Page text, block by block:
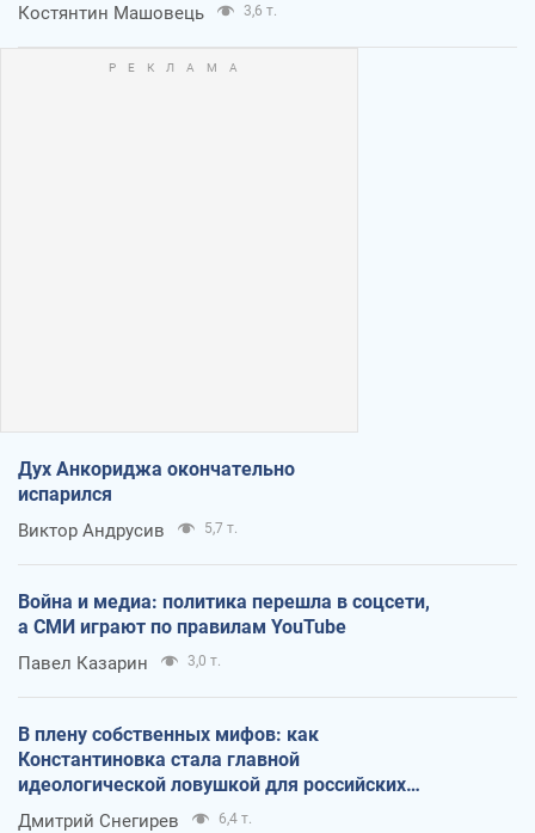
Костянтин Машовець 3,6 т.
Дух Анкориджа окончательно
испарился
Виктор Андрусив 5,7 т.
Война и медиа: политика перешла в соцсети,
а СМИ играют по правилам YouTube
Павел Казарин 3,0 т.
В плену собственных мифов: как
Константиновка стала главной
идеологической ловушкой для российских
оккупантов
Дмитрий Снегирев 6,4 т.